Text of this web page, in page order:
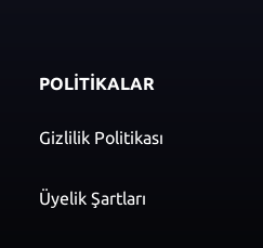
POLİTİKALAR
Gizlilik Politikası
Üyelik Şartları